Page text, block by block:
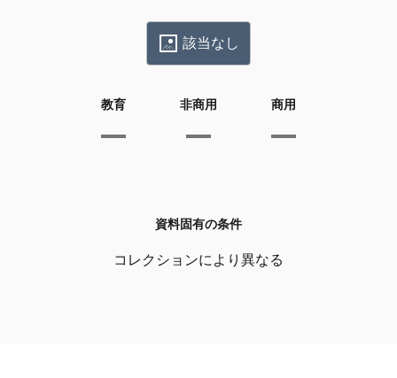
該当なし
教育 非商用 商用
資料固有の条件
コレクションにより異なる